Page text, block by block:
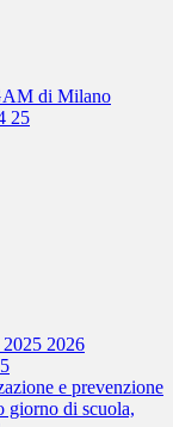
di Milano
25
2026
e prevenzione
giorno di scuola,